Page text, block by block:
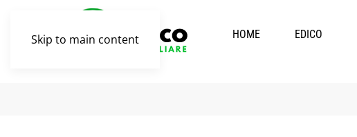
Skip to main content HOME EDICO